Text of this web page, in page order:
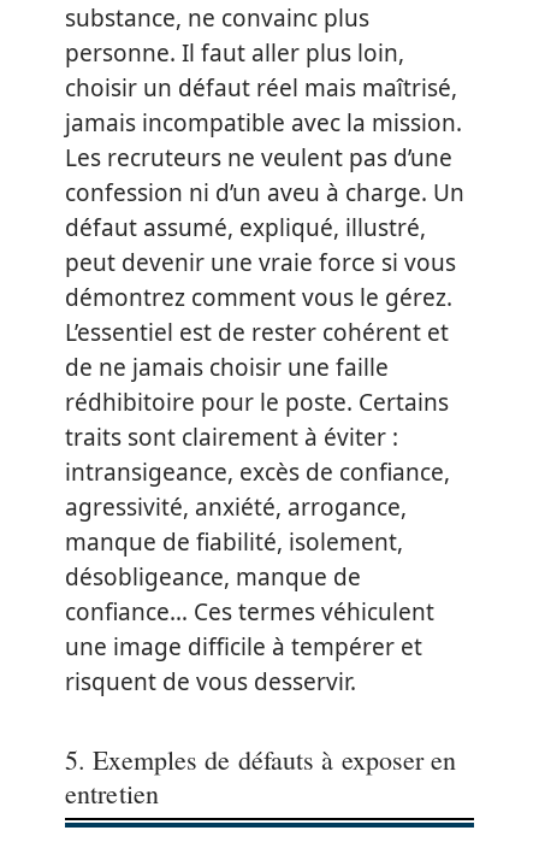
substance, ne convainc plus
personne. Il faut aller plus loin,
choisir un défaut réel mais maîtrisé,
jamais incompatible avec la mission.
Les recruteurs ne veulent pas d’une
confession ni d’un aveu à charge. Un
défaut assumé, expliqué, illustré,
peut devenir une vraie force si vous
démontrez comment vous le gérez.
L’essentiel est de rester cohérent et
de ne jamais choisir une faille
rédhibitoire pour le poste. Certains
traits sont clairement à éviter :
intransigeance, excès de confiance,
agressivité, anxiété, arrogance,
manque de fiabilité, isolement,
désobligeance, manque de
confiance… Ces termes véhiculent
une image difficile à tempérer et
risquent de vous desservir.
5. Exemples de défauts à exposer en
entretien